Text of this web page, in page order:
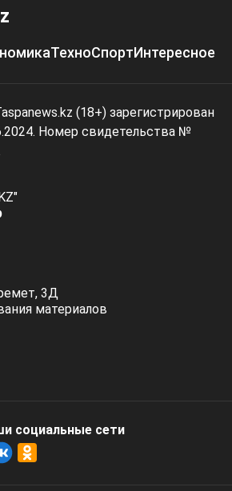
ТехноСпортИнтересное
(18+) зарегистрирован
Номер свидетельства №
3Д
материалов
социальные cети